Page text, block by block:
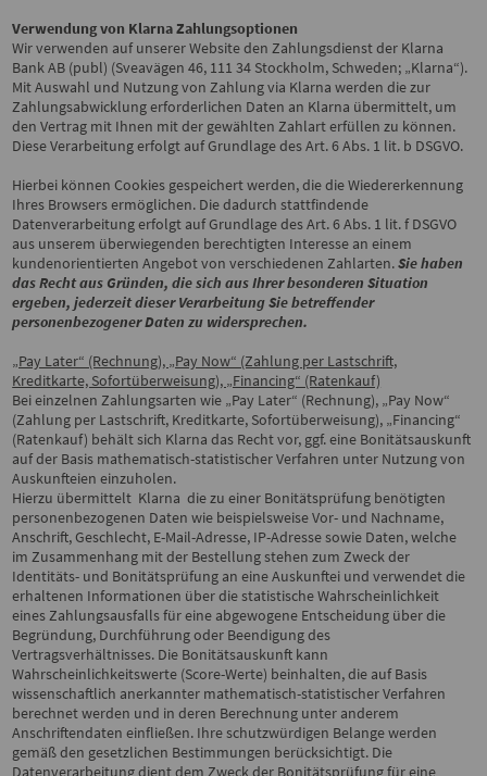
Verwendung von Klarna Zahlungsoptionen
Wir verwenden auf unserer Website den Zahlungsdienst der Klarna
Bank AB (publ) (Sveavägen 46, 111 34 Stockholm, Schweden; „Klarna“).
Mit Auswahl und Nutzung von Zahlung via Klarna werden die zur
Zahlungsabwicklung erforderlichen Daten an Klarna übermittelt, um
den Vertrag mit Ihnen mit der gewählten Zahlart erfüllen zu können.
Diese Verarbeitung erfolgt auf Grundlage des Art. 6 Abs. 1 lit. b DSGVO.
Hierbei können Cookies gespeichert werden, die die Wiedererkennung
Ihres Browsers ermöglichen. Die dadurch stattfindende
Datenverarbeitung erfolgt auf Grundlage des Art. 6 Abs. 1 lit. f DSGVO
aus unserem überwiegenden berechtigten Interesse an einem
kundenorientierten Angebot von verschiedenen Zahlarten.Sie haben
das Recht aus Gründen, die sich aus Ihrer besonderen Situation
ergeben, jederzeit dieser Verarbeitung Sie betreffender
personenbezogener Daten zu widersprechen.
„Pay Later“ (Rechnung), „Pay Now“ (Zahlung per Lastschrift,
Kreditkarte, Sofortüberweisung), „Financing“ (Ratenkauf)
Bei einzelnen Zahlungsarten wie „Pay Later“ (Rechnung), „Pay Now“
(Zahlung per Lastschrift, Kreditkarte, Sofortüberweisung), „Financing“
(Ratenkauf) behält sich Klarna das Recht vor, ggf. eine Bonitätsauskunft
auf der Basis mathematisch-statistischer Verfahren unter Nutzung von
Auskunfteien einzuholen.
Hierzu übermittelt Klarna die zu einer Bonitätsprüfung benötigten
personenbezogenen Daten wie beispielsweise Vor- und Nachname,
Anschrift, Geschlecht, E-Mail-Adresse, IP-Adresse sowie Daten, welche
im Zusammenhang mit der Bestellung stehen zum Zweck der
Identitäts- und Bonitätsprüfung an eine Auskunftei und verwendet die
erhaltenen Informationen über die statistische Wahrscheinlichkeit
eines Zahlungsausfalls für eine abgewogene Entscheidung über die
Begründung, Durchführung oder Beendigung des
Vertragsverhältnisses. Die Bonitätsauskunft kann
Wahrscheinlichkeitswerte (Score-Werte) beinhalten, die auf Basis
wissenschaftlich anerkannter mathematisch-statistischer Verfahren
berechnet werden und in deren Berechnung unter anderem
Anschriftendaten einfließen. Ihre schutzwürdigen Belange werden
gemäß den gesetzlichen Bestimmungen berücksichtigt. Die
Datenverarbeitung dient dem Zweck der Bonitätsprüfung für eine